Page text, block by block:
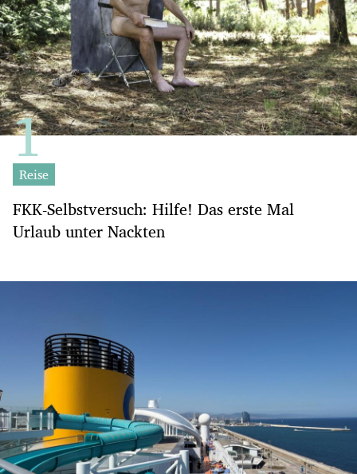
Reise
FKK-Selbstversuch: Hilfe! Das erste Mal
Urlaub unter Nackten